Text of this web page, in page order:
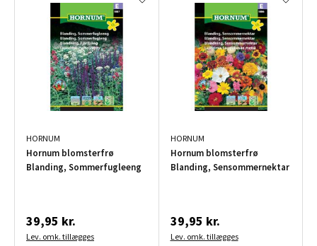
HORNUM
Hornum blomsterfrø
Blanding, Sommerfugleeng
39,95 kr.
Lev. omk. tillægges
HORNUM
Hornum blomsterfrø
Blanding, Sensommernektar
39,95 kr.
Lev. omk. tillægges